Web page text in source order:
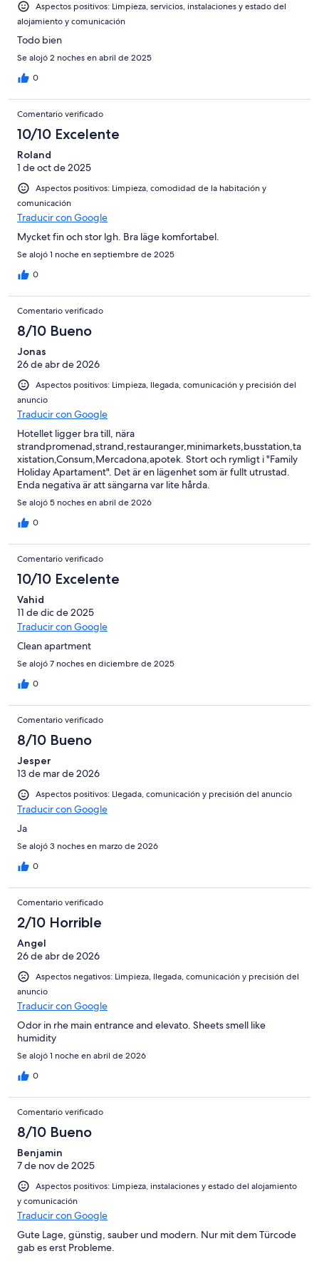
Aspectos positivos: Limpieza, servicios, instalaciones y estado del
alojamiento y comunicación
Todo bien
Se alojó 2 noches en abril de 2025
0
Comentario verificado
10/10 Excelente
Roland
1 de oct de 2025
Aspectos positivos: Limpieza, comodidad de la habitación y
comunicación
Traducir con Google
Mycket fin och stor lgh. Bra läge komfortabel.
Se alojó 1 noche en septiembre de 2025
0
Comentario verificado
8/10 Bueno
Jonas
26 de abr de 2026
Aspectos positivos: Limpieza, llegada, comunicación y precisión del
anuncio
Traducir con Google
Hotellet ligger bra till, nära
strandpromenad,strand,restauranger,minimarkets,busstation,ta
xistation,Consum,Mercadona,apotek. Stort och rymligt i "Family
Holiday Apartament". Det är en lägenhet som är fullt utrustad.
Enda negativa är att sängarna var lite hårda.
Se alojó 5 noches en abril de 2026
0
Comentario verificado
10/10 Excelente
Vahid
11 de dic de 2025
Traducir con Google
Clean apartment
Se alojó 7 noches en diciembre de 2025
0
Comentario verificado
8/10 Bueno
Jesper
13 de mar de 2026
Aspectos positivos: Llegada, comunicación y precisión del anuncio
Traducir con Google
Ja
Se alojó 3 noches en marzo de 2026
0
Comentario verificado
2/10 Horrible
Angel
26 de abr de 2026
Aspectos negativos: Limpieza, llegada, comunicación y precisión del
anuncio
Traducir con Google
Odor in rhe main entrance and elevato. Sheets smell like
humidity
Se alojó 1 noche en abril de 2026
0
Comentario verificado
8/10 Bueno
Benjamin
7 de nov de 2025
Aspectos positivos: Limpieza, instalaciones y estado del alojamiento
y comunicación
Traducir con Google
Gute Lage, günstig, sauber und modern. Nur mit dem Türcode
gab es erst Probleme.